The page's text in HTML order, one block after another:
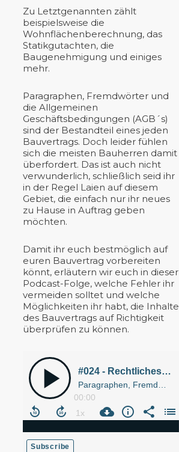
Zu Letztgenannten zählt
beispielsweise die
Wohnflächenberechnung, das
Statikgutachten, die
Baugenehmigung und einiges
mehr.
Paragraphen, Fremdwörter und
die Allgemeinen
Geschäftsbedingungen (AGB´s)
sind der Bestandteil eines jeden
Bauvertrags. Doch leider fühlen
sich die meisten Bauherren damit
überfordert. Das ist auch nicht
verwunderlich, schließlich seid ihr
in der Regel Laien auf diesem
Gebiet, die einfach nur ihr neues
zu Hause in Auftrag geben
möchten.
Damit ihr euch bestmöglich auf
euren Bauvertrag vorbereiten
könnt, erläutern wir euch in dieser
Podcast-Folge, welche Fehler ihr
vermeiden solltet und welche
Möglichkeiten ihr habt, die Inhalte
des Bauvertrags auf Richtigkeit
überprüfen zu können.